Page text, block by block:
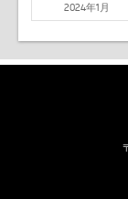
2024年1月